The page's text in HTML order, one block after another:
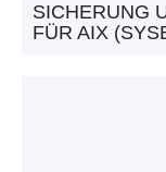
SICHERUNG
FÜR AIX